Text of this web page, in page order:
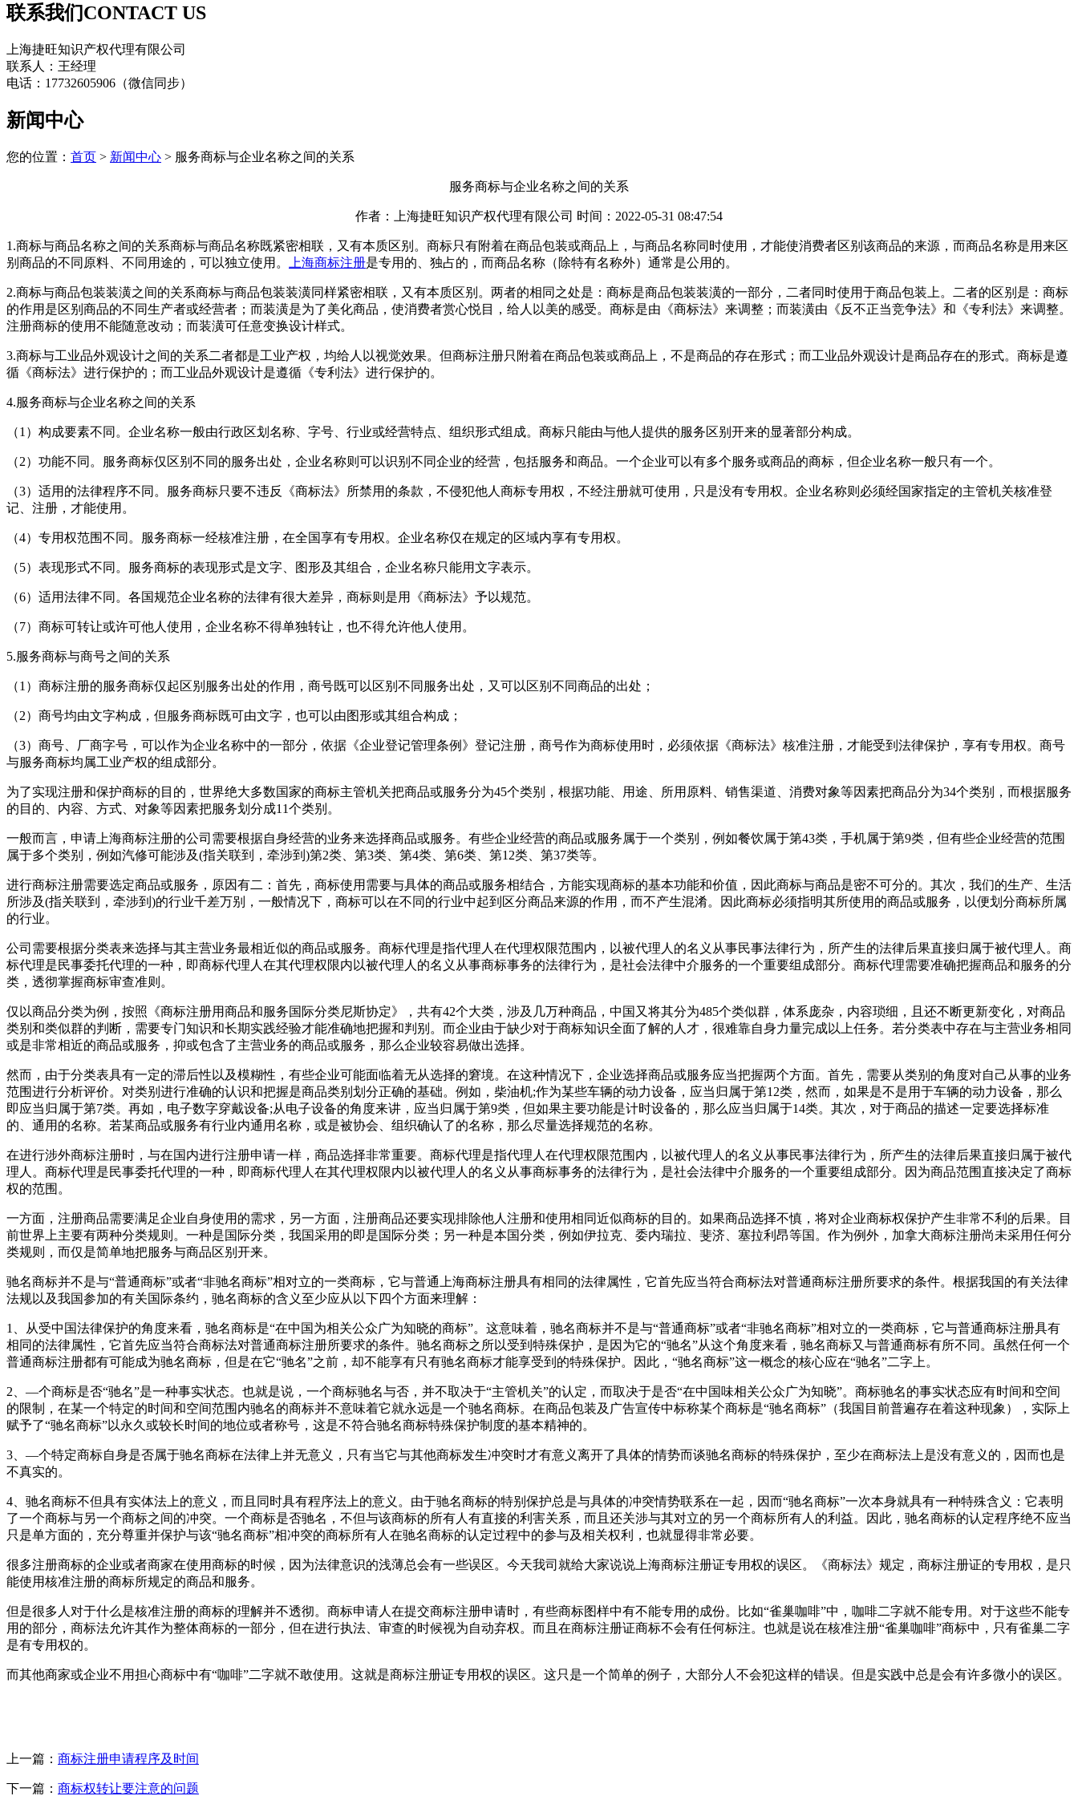
联系我们CONTACT US
上海捷旺知识产权代理有限公司
联系人：王经理
电话：17732605906（微信同步）
新闻中心
您的位置： 首页 > 新闻中心 > 服务商标与企业名称之间的关系
服务商标与企业名称之间的关系
作者：上海捷旺知识产权代理有限公司 时间：2022-05-31 08:47:54
1.商标与商品名称之间的关系商标与商品名称既紧密相联，又有本质区别。商标只有附着在商品包装或商品上，与商品名称同时使用，才能使消费者区别该商品的来源，而商品名称是用来区
别商品的不同原料、不同用途的，可以独立使用。
上海商标注册是专用的、独占的，而商品名称（除特有名称外）通常是公用的。
2.商标与商品包装装潢之间的关系商标与商品包装装潢同样紧密相联，又有本质区别。两者的相同之处是：商标是商品包装装潢的一部分，二者同时使用于商品包装上。二者的区别是：商标
的作用是区别商品的不同生产者或经营者；而装潢是为了美化商品，使消费者赏心悦目，给人以美的感受。商标是由《商标法》来调整；而装潢由《反不正当竞争法》和《专利法》来调整。
注册商标的使用不能随意改动；而装潢可任意变换设计样式。
3.商标与工业品外观设计之间的关系二者都是工业产权，均给人以视觉效果。但商标注册只附着在商品包装或商品上，不是商品的存在形式；而工业品外观设计是商品存在的形式。商标是遵
循《商标法》进行保护的；而工业品外观设计是遵循《专利法》进行保护的。
4.服务商标与企业名称之间的关系
（1）构成要素不同。企业名称一般由行政区划名称、字号、行业或经营特点、组织形式组成。商标只能由与他人提供的服务区别开来的显著部分构成。
（2）功能不同。服务商标仅区别不同的服务出处，企业名称则可以识别不同企业的经营，包括服务和商品。一个企业可以有多个服务或商品的商标，但企业名称一般只有一个。
（3）适用的法律程序不同。服务商标只要不违反《商标法》所禁用的条款，不侵犯他人商标专用权，不经注册就可使用，只是没有专用权。企业名称则必须经国家指定的主管机关核准登
记、注册，才能使用。
（4）专用权范围不同。服务商标一经核准注册，在全国享有专用权。企业名称仅在规定的区域内享有专用权。
（5）表现形式不同。服务商标的表现形式是文字、图形及其组合，企业名称只能用文字表示。
（6）适用法律不同。各国规范企业名称的法律有很大差异，商标则是用《商标法》予以规范。
（7）商标可转让或许可他人使用，企业名称不得单独转让，也不得允许他人使用。
5.服务商标与商号之间的关系
（1）商标注册的服务商标仅起区别服务出处的作用，商号既可以区别不同服务出处，又可以区别不同商品的出处；
（2）商号均由文字构成，但服务商标既可由文字，也可以由图形或其组合构成；
（3）商号、厂商字号，可以作为企业名称中的一部分，依据《企业登记管理条例》登记注册，商号作为商标使用时，必须依据《商标法》核准注册，才能受到法律保护，享有专用权。商号
与服务商标均属工业产权的组成部分。
为了实现注册和保护商标的目的，世界绝大多数国家的商标主管机关把商品或服务分为45个类别，根据功能、用途、所用原料、销售渠道、消费对象等因素把商品分为34个类别，而根据服务
的目的、内容、方式、对象等因素把服务划分成11个类别。
一般而言，申请上海商标注册的公司需要根据自身经营的业务来选择商品或服务。有些企业经营的商品或服务属于一个类别，例如餐饮属于第43类，手机属于第9类，但有些企业经营的范围
属于多个类别，例如汽修可能涉及(指关联到，牵涉到)第2类、第3类、第4类、第6类、第12类、第37类等。
进行商标注册需要选定商品或服务，原因有二：首先，商标使用需要与具体的商品或服务相结合，方能实现商标的基本功能和价值，因此商标与商品是密不可分的。其次，我们的生产、生活
所涉及(指关联到，牵涉到)的行业千差万别，一般情况下，商标可以在不同的行业中起到区分商品来源的作用，而不产生混淆。因此商标必须指明其所使用的商品或服务，以便划分商标所属
的行业。
公司需要根据分类表来选择与其主营业务最相近似的商品或服务。商标代理是指代理人在代理权限范围内，以被代理人的名义从事民事法律行为，所产生的法律后果直接归属于被代理人。商
标代理是民事委托代理的一种，即商标代理人在其代理权限内以被代理人的名义从事商标事务的法律行为，是社会法律中介服务的一个重要组成部分。商标代理需要准确把握商品和服务的分
类，透彻掌握商标审查准则。
仅以商品分类为例，按照《商标注册用商品和服务国际分类尼斯协定》，共有42个大类，涉及几万种商品，中国又将其分为485个类似群，体系庞杂，内容琐细，且还不断更新变化，对商品
类别和类似群的判断，需要专门知识和长期实践经验才能准确地把握和判别。而企业由于缺少对于商标知识全面了解的人才，很难靠自身力量完成以上任务。若分类表中存在与主营业务相同
或是非常相近的商品或服务，抑或包含了主营业务的商品或服务，那么企业较容易做出选择。
然而，由于分类表具有一定的滞后性以及模糊性，有些企业可能面临着无从选择的窘境。在这种情况下，企业选择商品或服务应当把握两个方面。首先，需要从类别的角度对自己从事的业务
范围进行分析评价。对类别进行准确的认识和把握是商品类别划分正确的基础。例如，柴油机;作为某些车辆的动力设备，应当归属于第12类，然而，如果是不是用于车辆的动力设备，那么
即应当归属于第7类。再如，电子数字穿戴设备;从电子设备的角度来讲，应当归属于第9类，但如果主要功能是计时设备的，那么应当归属于14类。其次，对于商品的描述一定要选择标准
的、通用的名称。若某商品或服务有行业内通用名称，或是被协会、组织确认了的名称，那么尽量选择规范的名称。
在进行涉外商标注册时，与在国内进行注册申请一样，商品选择非常重要。商标代理是指代理人在代理权限范围内，以被代理人的名义从事民事法律行为，所产生的法律后果直接归属于被代
理人。商标代理是民事委托代理的一种，即商标代理人在其代理权限内以被代理人的名义从事商标事务的法律行为，是社会法律中介服务的一个重要组成部分。因为商品范围直接决定了商标
权的范围。
一方面，注册商品需要满足企业自身使用的需求，另一方面，注册商品还要实现排除他人注册和使用相同近似商标的目的。如果商品选择不慎，将对企业商标权保护产生非常不利的后果。目
前世界上主要有两种分类规则。一种是国际分类，我国采用的即是国际分类；另一种是本国分类，例如伊拉克、委内瑞拉、斐济、塞拉利昂等国。作为例外，加拿大商标注册尚未采用任何分
类规则，而仅是简单地把服务与商品区别开来。
驰名商标并不是与“普通商标”或者“非驰名商标”相对立的一类商标，它与普通上海商标注册具有相同的法律属性，它首先应当符合商标法对普通商标注册所要求的条件。根据我国的有关法律
法规以及我国参加的有关国际条约，驰名商标的含义至少应从以下四个方面来理解：
1、从受中国法律保护的角度来看，驰名商标是“在中国为相关公众广为知晓的商标”。这意味着，驰名商标并不是与“普通商标”或者“非驰名商标”相对立的一类商标，它与普通商标注册具有
相同的法律属性，它首先应当符合商标法对普通商标注册所要求的条件。驰名商标之所以受到特殊保护，是因为它的“驰名”从这个角度来看，驰名商标又与普通商标有所不同。虽然任何一个
普通商标注册都有可能成为驰名商标，但是在它“驰名”之前，却不能享有只有驰名商标才能享受到的特殊保护。因此，“驰名商标”这一概念的核心应在“驰名”二字上。
2、—个商标是否“驰名”是一种事实状态。也就是说，一个商标驰名与否，并不取决于“主管机关”的认定，而取决于是否“在中国味相关公众广为知晓”。商标驰名的事实状态应有时间和空间
的限制，在某一个特定的时间和空间范围内驰名的商标并不意味着它就永远是一个驰名商标。在商品包装及广告宣传中标称某个商标是“驰名商标”（我国目前普遍存在着这种现象），实际上
赋予了“驰名商标”以永久或较长时间的地位或者称号，这是不符合驰名商标特殊保护制度的基本精神的。
3、—个特定商标自身是否属于驰名商标在法律上并无意义，只有当它与其他商标发生冲突时才有意义离开了具体的情势而谈驰名商标的特殊保护，至少在商标法上是没有意义的，因而也是
不真实的。
4、驰名商标不但具有实体法上的意义，而且同时具有程序法上的意义。由于驰名商标的特别保护总是与具体的冲突情势联系在一起，因而“驰名商标”一次本身就具有一种特殊含义：它表明
了一个商标与另一个商标之间的冲突。一个商标是否驰名，不但与该商标的所有人有直接的利害关系，而且还关涉与其对立的另一个商标所有人的利益。因此，驰名商标的认定程序绝不应当
只是单方面的，充分尊重并保护与该“驰名商标”相冲突的商标所有人在驰名商标的认定过程中的参与及相关权利，也就显得非常必要。
很多注册商标的企业或者商家在使用商标的时候，因为法律意识的浅薄总会有一些误区。今天我司就给大家说说上海商标注册证专用权的误区。《商标法》规定，商标注册证的专用权，是只
能使用核准注册的商标所规定的商品和服务。
但是很多人对于什么是核准注册的商标的理解并不透彻。商标申请人在提交商标注册申请时，有些商标图样中有不能专用的成份。比如“雀巢咖啡”中，咖啡二字就不能专用。对于这些不能专
用的部分，商标法允许其作为整体商标的一部分，但在进行执法、审查的时候视为自动弃权。而且在商标注册证商标不会有任何标注。也就是说在核准注册“雀巢咖啡”商标中，只有雀巢二字
是有专用权的。
而其他商家或企业不用担心商标中有“咖啡”二字就不敢使用。这就是商标注册证专用权的误区。这只是一个简单的例子，大部分人不会犯这样的错误。但是实践中总是会有许多微小的误区。
上一篇： 商标注册申请程序及时间
下一篇： 商标权转让要注意的问题